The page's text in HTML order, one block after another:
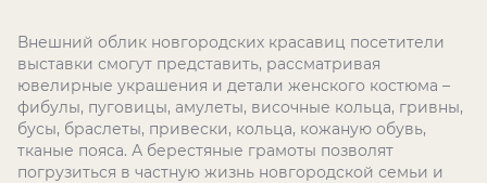
Внешний облик новгородских красавиц посетители
выставки смогут представить, рассматривая
ювелирные украшения и детали женского костюма –
фибулы, пуговицы, амулеты, височные кольца, гривны,
бусы, браслеты, привески, кольца, кожаную обувь,
тканые пояса. А берестяные грамоты позволят
погрузиться в частную жизнь новгородской семьи и